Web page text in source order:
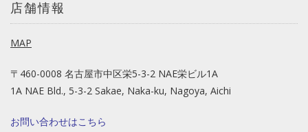
店舗情報
MAP
〒460-0008 名古屋市中区栄5-3-2 NAE栄ビル1A
1A NAE Bld., 5-3-2 Sakae, Naka-ku, Nagoya, Aichi
お問い合わせはこちら